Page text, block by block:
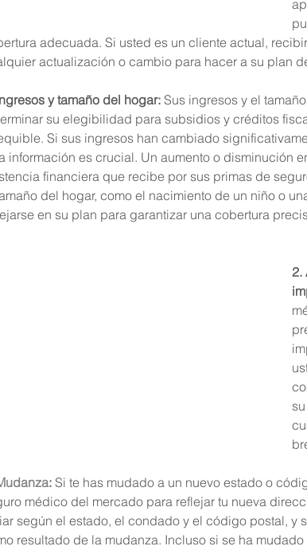
adecuada. Si usted es un cliente actual,
y tamaño del hogar: Sus ingresos y el
su elegibilidad para subsidios y créditos
Si sus ingresos han cambiado
información es crucial. Un aumento o disminución
financiera que recibe por sus primas de
del hogar, como el nacimiento de un niño o
en su plan para garantizar una cobertura
2.
: Si te has mudado a un nuevo estado o
médico del mercado para reflejar tu nueva
según el estado, el condado y el código postal, y
resultado de la mudanza. Incluso si se ha